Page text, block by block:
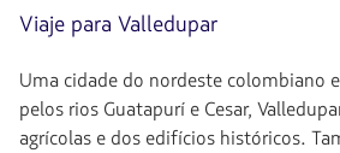
Viaje para Valledupar
Uma cidade do nordeste colombiano
pelos rios Guatapurí e Cesar,
agrícolas e dos edifícios históricos.